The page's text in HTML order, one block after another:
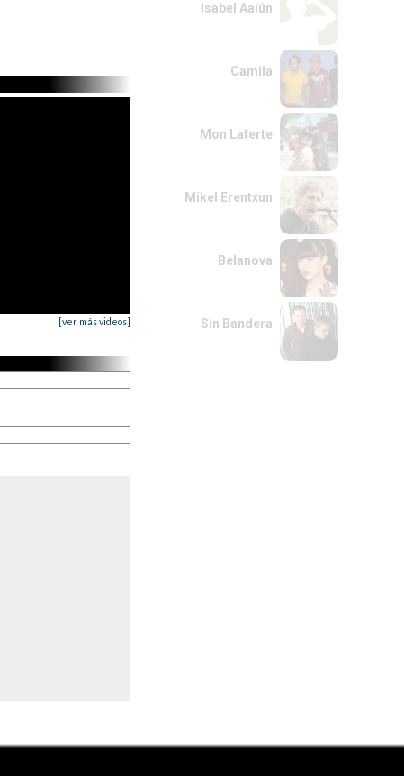
[ver más videos]
Isabel Aaiún
Camila
Mon Laferte
Mikel Erentxun
Belanova
Sin Bandera